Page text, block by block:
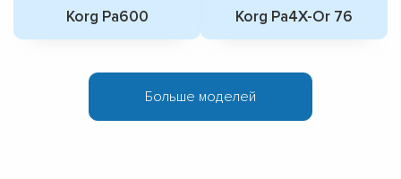
Korg Pa600 Korg Pa4X-Or 76
Больше моделей